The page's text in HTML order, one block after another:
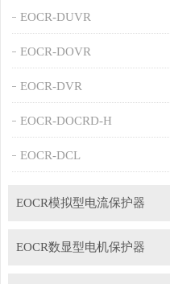
EOCR-DUVR
EOCR-DOVR
EOCR-DVR
EOCR-DOCRD-H
EOCR-DCL
EOCR模拟型电流保护器
EOCR数显型电机保护器